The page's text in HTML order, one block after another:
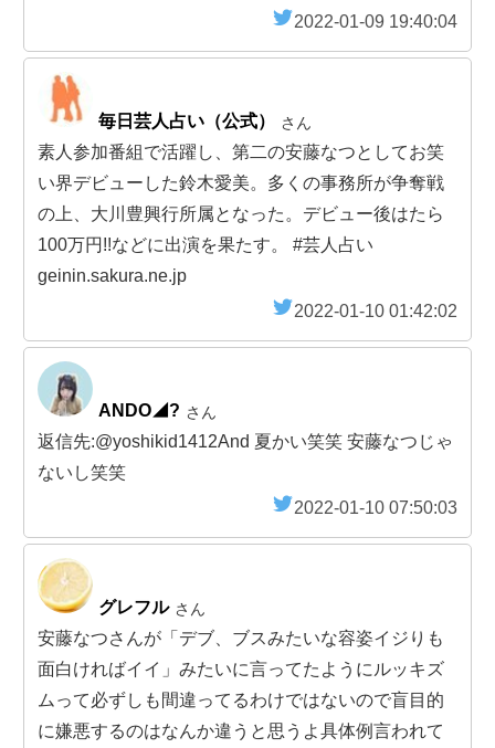
2022-01-09 19:40:04
毎日芸人占い（公式） さん
素人参加番組で活躍し、第二の安藤なつとしてお笑
い界デビューした鈴木愛美。多くの事務所が争奪戦
の上、大川豊興行所属となった。デビュー後はたら
100万円!!などに出演を果たす。 #芸人占い
geinin.sakura.ne.jp
2022-01-10 01:42:02
ANDO◢? さん
返信先:@yoshikid1412And 夏かい笑笑 安藤なつじゃ
ないし笑笑
2022-01-10 07:50:03
グレフル さん
安藤なつさんが「デブ、ブスみたいな容姿イジりも
面白ければイイ」みたいに言ってたようにルッキズ
ムって必ずしも間違ってるわけではないので盲目的
に嫌悪するのはなんか違うと思うよ具体例言われて